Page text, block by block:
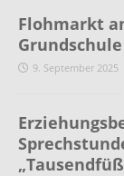
Flohmarkt
Grundschule
9. September 2025